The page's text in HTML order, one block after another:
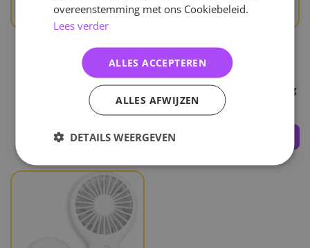
BTS
Hey!Hallyu Pop-Up In
Brussels - Arirang
Photocard Holder
10,-
BTS
Hey!Hallyu Pop-Up In
Brussels - Arirang Keyring
overeenstemming met ons Cookiebeleid.
Lees verder
ALLES ACCEPTEREN
ALLES AFWIJZEN
DETAILS WEERGEVEN